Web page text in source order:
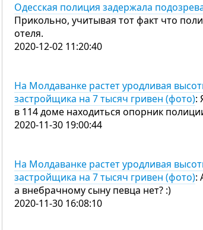
Одесская полиция задержала
Прикольно, учитывая тот факт что
отеля.
2020-12-02 11:20:40
На Молдаванке растет уродливая
застройщика на 7 тысяч гривен (фото):
в 114 доме находиться опорник
2020-11-30 19:00:44
На Молдаванке растет уродливая
застройщика на 7 тысяч гривен (фото):
а внебрачному сыну певца нет? :)
2020-11-30 16:08:10